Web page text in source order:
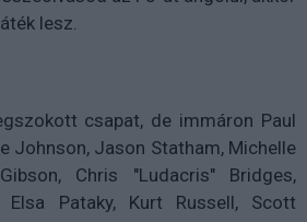
lesz.
csapat, de immáron Paul
Johnson, Jason Statham, Michelle
Chris "Ludacris" Bridges,
Elsa Pataky, Kurt Russell, Scott